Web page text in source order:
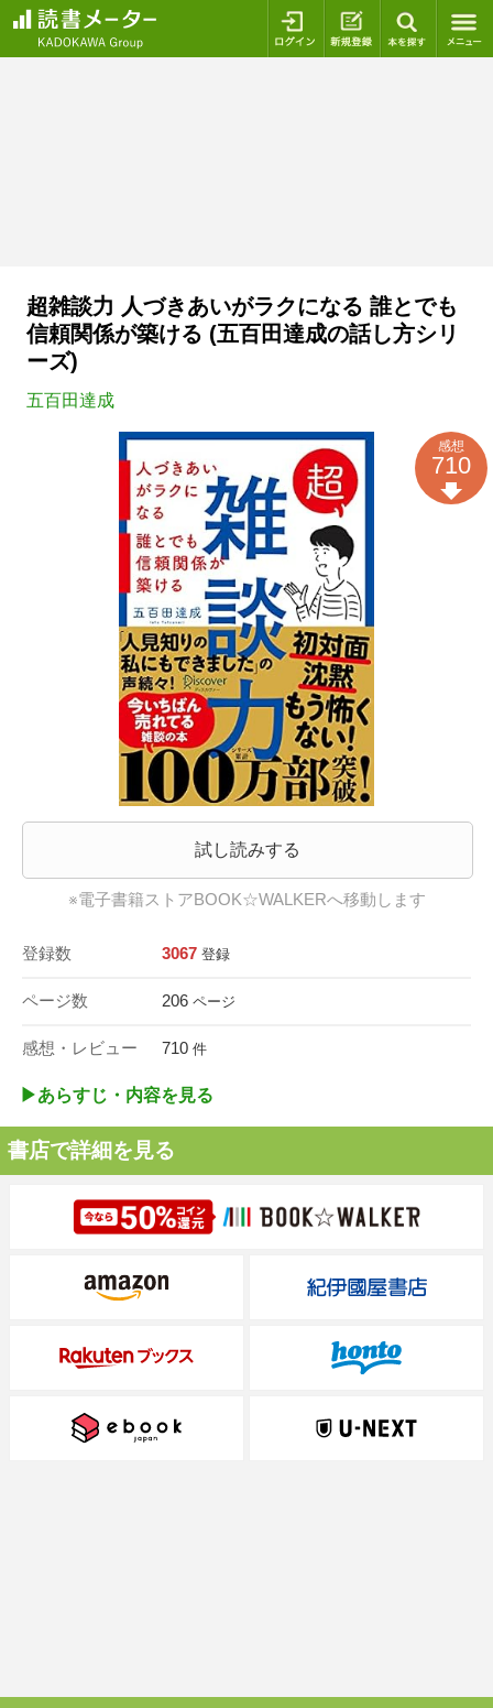
ログイン 新規登録
超雑談力 人づきあいがラクになる 誰とでも
信頼関係が築ける (五百田達成の話し方シリ
ーズ)
五百田達成
試し読みする
※電子書籍ストアBOOK☆WALKERへ移動します
登録数 3067 登録
ページ数 206 ページ
感想・レビュー 710 件
感想
710
▶︎あらすじ・内容を見る
書店で詳細を見る